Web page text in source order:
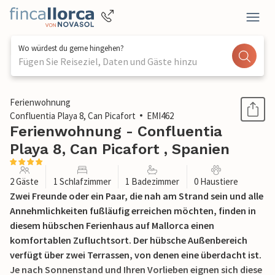
Wo würdest du gerne hingehen?
Fügen Sie Reiseziel, Daten und Gäste hinzu
1 / 27
Ferienwohnung
Confluentia Playa 8, Can Picafort
EMI462
Ferienwohnung - Confluentia
Playa 8, Can Picafort , Spanien
2 Gäste 1 Schlafzimmer 1 Badezimmer 0 Haustiere
Zwei Freunde oder ein Paar, die nah am Strand sein und alle
Annehmlichkeiten fußläufig erreichen möchten, finden in
diesem hübschen Ferienhaus auf Mallorca einen
komfortablen Zufluchtsort. Der hübsche Außenbereich
verfügt über zwei Terrassen, von denen eine überdacht ist.
Je nach Sonnenstand und Ihren Vorlieben eignen sich diese